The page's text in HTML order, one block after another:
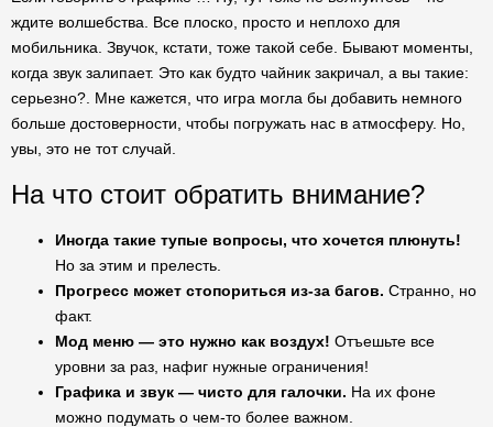
ждите волшебства. Все плоско, просто и неплохо для
мобильника. Звучок, кстати, тоже такой себе. Бывают моменты,
когда звук залипает. Это как будто чайник закричал, а вы такие:
серьезно?. Мне кажется, что игра могла бы добавить немного
больше достоверности, чтобы погружать нас в атмосферу. Но,
увы, это не тот случай.
На что стоит обратить внимание?
Иногда такие тупые вопросы, что хочется плюнуть!
Но за этим и прелесть.
Прогресс может стопориться из-за багов. Странно, но
факт.
Мод меню — это нужно как воздух! Отъешьте все
уровни за раз, нафиг нужные ограничения!
Графика и звук — чисто для галочки. На их фоне
можно подумать о чем-то более важном.